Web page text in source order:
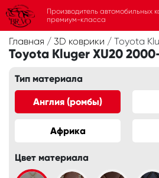
Главная / 3D коврики / Toyota
Toyota Kluger XU20
Тип материала
Англия (ромбы)
Африка
Цвет материала
Производитель автомобильных
премиум-класса